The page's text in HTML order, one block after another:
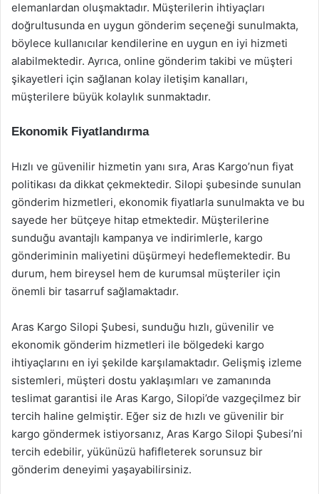
elemanlardan oluşmaktadır. Müşterilerin ihtiyaçları
doğrultusunda en uygun gönderim seçeneği sunulmakta,
böylece kullanıcılar kendilerine en uygun en iyi hizmeti
alabilmektedir. Ayrıca, online gönderim takibi ve müşteri
şikayetleri için sağlanan kolay iletişim kanalları,
müşterilere büyük kolaylık sunmaktadır.
Ekonomik Fiyatlandırma
Hızlı ve güvenilir hizmetin yanı sıra, Aras Kargo’nun fiyat
politikası da dikkat çekmektedir. Silopi şubesinde sunulan
gönderim hizmetleri, ekonomik fiyatlarla sunulmakta ve bu
sayede her bütçeye hitap etmektedir. Müşterilerine
sunduğu avantajlı kampanya ve indirimlerle, kargo
gönderiminin maliyetini düşürmeyi hedeflemektedir. Bu
durum, hem bireysel hem de kurumsal müşteriler için
önemli bir tasarruf sağlamaktadır.
Aras Kargo Silopi Şubesi, sunduğu hızlı, güvenilir ve
ekonomik gönderim hizmetleri ile bölgedeki kargo
ihtiyaçlarını en iyi şekilde karşılamaktadır. Gelişmiş izleme
sistemleri, müşteri dostu yaklaşımları ve zamanında
teslimat garantisi ile Aras Kargo, Silopi’de vazgeçilmez bir
tercih haline gelmiştir. Eğer siz de hızlı ve güvenilir bir
kargo göndermek istiyorsanız, Aras Kargo Silopi Şubesi’ni
tercih edebilir, yükünüzü hafifleterek sorunsuz bir
gönderim deneyimi yaşayabilirsiniz.